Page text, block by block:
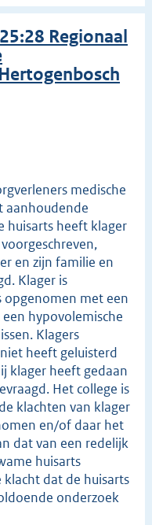
Regionaal
medische
aanhoudende
huisarts heeft klager
en zijn familie en
Klager is
met een
hypovolemische
Klagers
heeft geluisterd
klager heeft gedaan
Het college is
klachten van klager
en/of daar het
dat van een redelijk
huisarts
dat de huisarts
onderzoek